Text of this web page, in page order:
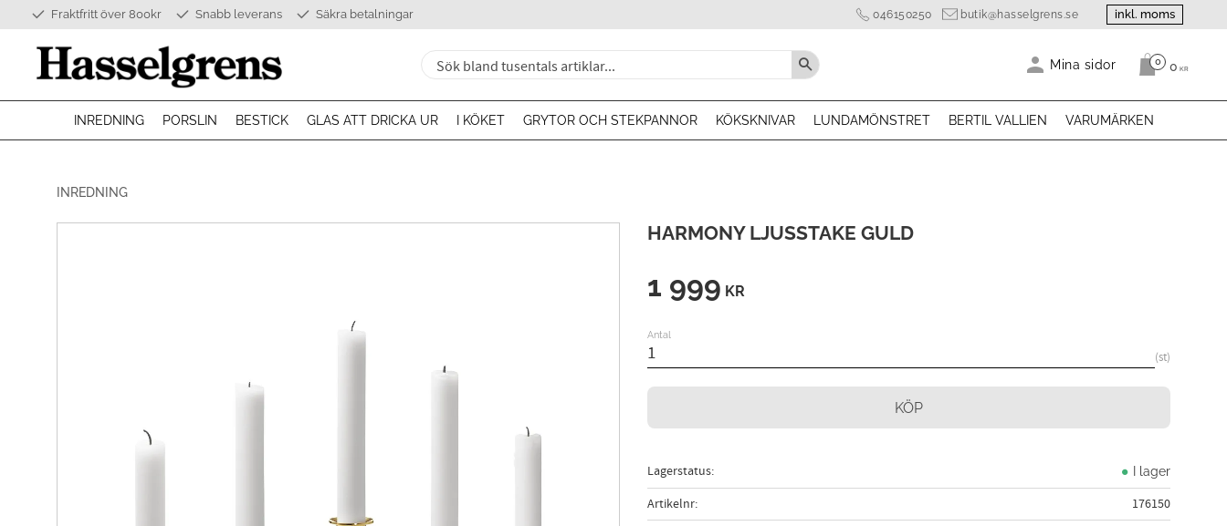
Fraktfritt över 800kr Snabb leverans Säkra betalningar 046150250 butik@hasselgrens.se inkl. moms
Mina sidor Antal
0 0 KR
INREDNING PORSLIN BESTICK GLAS ATT DRICKA UR I KÖKET GRYTOR OCH STEKPANNOR KÖKSKNIVAR LUNDAMÖNSTRET BERTIL VALLIEN VARUMÄRKEN
INREDNING
HARMONY LJUSSTAKE GULD
1 999 KR
Antal
st
KÖP
Lagerstatus I lager
Artikelnr
176150